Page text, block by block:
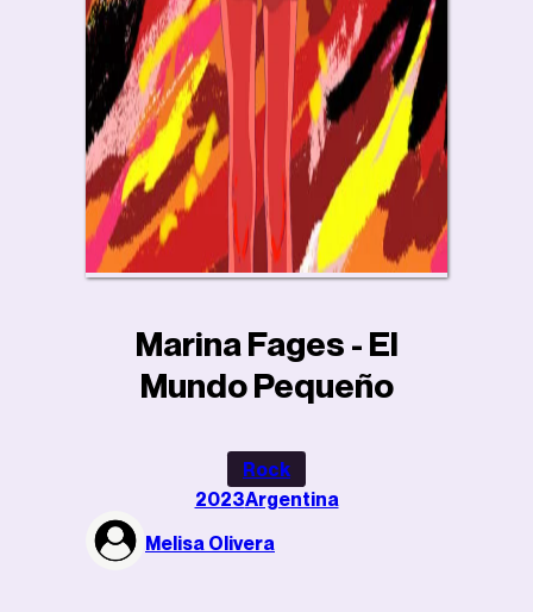
Melisa Olivera
Marina Fages - El
Mundo Pequeño
Rock
2023Argentina